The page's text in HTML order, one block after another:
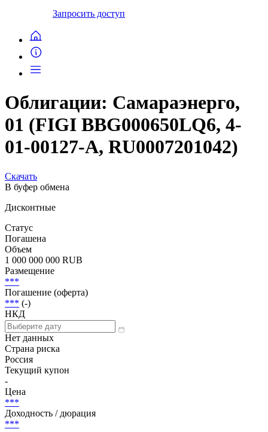
Запросить доступ
Облигации: Самараэнерго,
01 (FIGI BBG000650LQ6, 4-
01-00127-A, RU0007201042)
Скачать
В буфер обмена
Дисконтные
Статус
Погашена
Объем
1 000 000 000 RUB
Размещение
***
Погашение (оферта)
*** (-)
НКД
Нет данных
Страна риска
Россия
Текущий купон
-
Цена
***
Доходность / дюрация
***